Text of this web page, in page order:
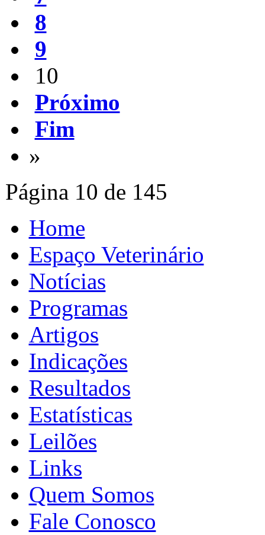
8
9
10
Próximo
Fim
»
Página 10 de 145
Home
Espaço Veterinário
Notícias
Programas
Artigos
Indicações
Resultados
Estatísticas
Leilões
Links
Quem Somos
Fale Conosco